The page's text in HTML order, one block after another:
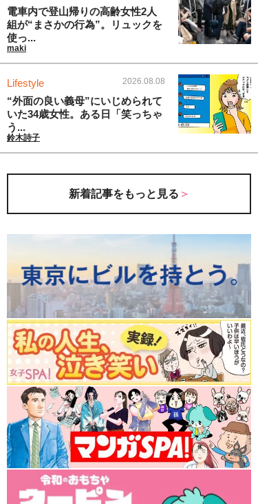
電車内で登山帰りの高齢女性2人
組が“まさかの行為”。リュックを
使っ...
maki
Lifestyle 2026.08.08
“外面の良い義母”にいじめられて
いた34歳女性。ある日「笑っちゃ
う...
鈴木詩子
新着記事をもっと見る